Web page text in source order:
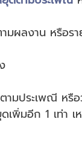
มผลงาน หรือร
ามประเพณี ห
เพิ่มอีก 1 เท่า เ